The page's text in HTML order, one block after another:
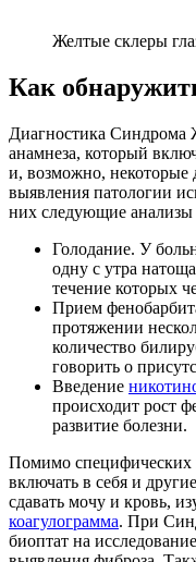
Желтые склеры
Как
Диагностика Синдрома
анамнеза, который
и, возможно, некоторые
выявления патологии
них следующие
Голодание. У
одну с утра
течение которых
Прием
протяжении
количество
говорить о
Введение
происходит рост
развитие болезни.
Помимо специфических
включать в себя и
сдавать мочу и кровь,
коагулограмма. При
биоптат на